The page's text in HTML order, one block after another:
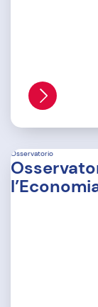
Osservatorio